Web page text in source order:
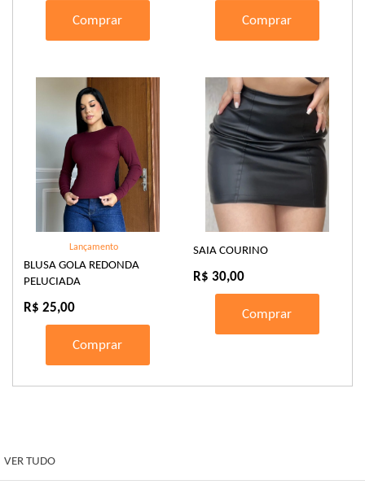
Comprar Comprar
Lançamento
BLUSA GOLA REDONDA
PELUCIADA
R$ 25,00
Comprar
SAIA COURINO
R$ 30,00
Comprar
VER TUDO